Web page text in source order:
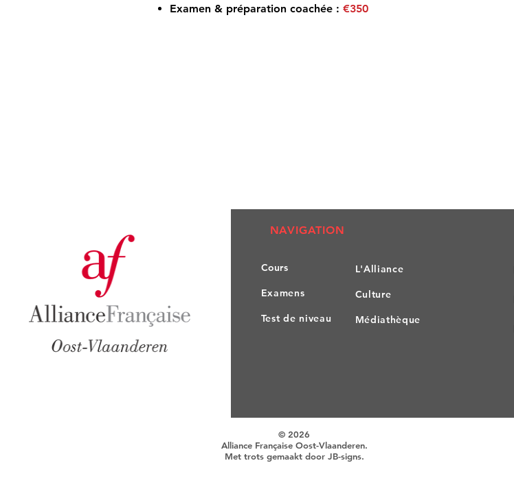
Examen & préparation coachée : €350
NAVIGATION
Cours
Examens
Test de niveau
L'All iance
Culture
Médiathèque
© 2026
Alliance Française Oost-Vlaanderen.
Met trots gemaakt door JB-signs.